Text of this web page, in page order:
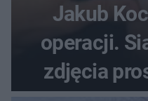
Jakub
operacji.
zdjęcia